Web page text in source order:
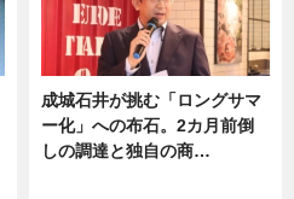
成城石井が挑む「ロングサマ
ー化」への布石。2カ月前倒
しの調達と独自の商…